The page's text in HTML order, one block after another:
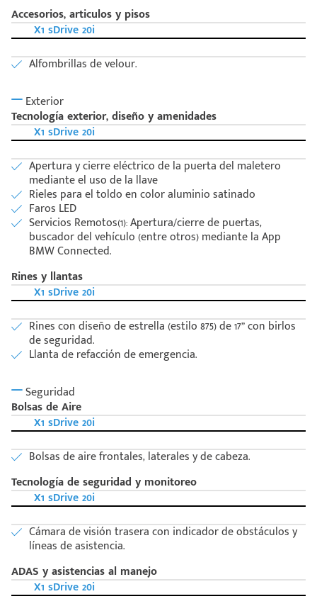
Accesorios, articulos y pisos
X1 sDrive 20i
Alfombrillas de velour.
Exterior
Tecnología exterior, diseño y amenidades
X1 sDrive 20i
Apertura y cierre eléctrico de la puerta del maletero
mediante el uso de la llave
Rieles para el toldo en color aluminio satinado
Faros LED
Servicios Remotos(1): Apertura/cierre de puertas,
buscador del vehículo (entre otros) mediante la App
BMW Connected.
Rines y llantas
X1 sDrive 20i
Rines con diseño de estrella (estilo 875) de 17” con birlos
de seguridad.
Llanta de refacción de emergencia.
Seguridad
Bolsas de Aire
X1 sDrive 20i
Bolsas de aire frontales, laterales y de cabeza.
Tecnología de seguridad y monitoreo
X1 sDrive 20i
Cámara de visión trasera con indicador de obstáculos y
líneas de asistencia.
ADAS y asistencias al manejo
X1 sDrive 20i